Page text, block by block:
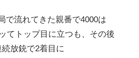
で流れてきた親番で4000は
てトップ目に立つも、その後
放銃で2着目に